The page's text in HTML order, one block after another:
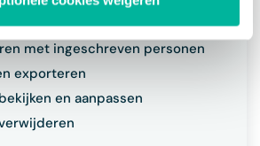
producten en voorraden
met ingeschreven personen
exporteren
en aanpassen